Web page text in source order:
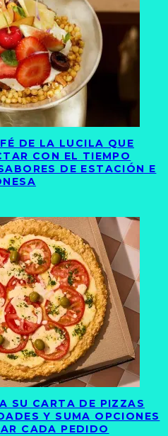
DE LA LUCILA QUE
CON EL TIEMPO
DE ESTACIÓN E
SU CARTA DE PIZZAS
Y SUMA OPCIONES
CADA PEDIDO